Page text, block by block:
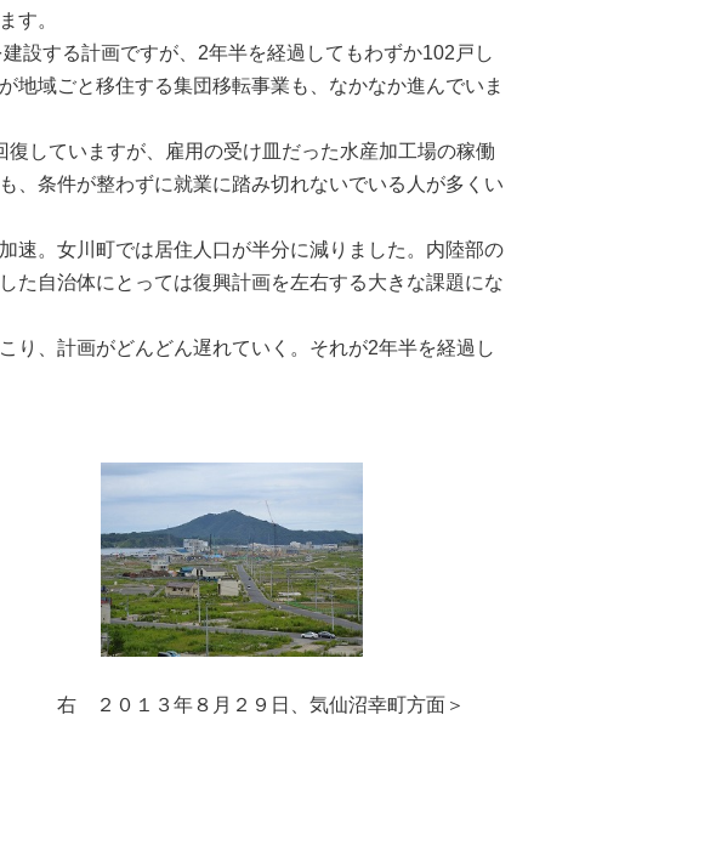
す。
設する計画ですが、2年半を経過してもわずか102戸し
地域ごと移住する集団移転事業も、なかなか進んでいま
していますが、雇用の受け皿だった水産加工場の稼働
、条件が整わずに就業に踏み切れないでいる人が多くい
速。女川町では居住人口が半分に減りました。内陸部の
た自治体にとっては復興計画を左右する大きな課題にな
り、計画がどんどん遅れていく。それが2年半を経過し
右 ２０１３年８月２９日、気仙沼幸町方面＞